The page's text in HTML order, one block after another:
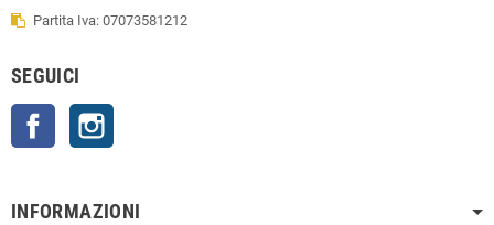
Partita Iva: 07073581212
SEGUICI
Facebook
INFORMAZIONI